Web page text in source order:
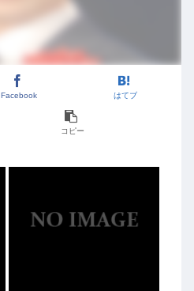
Facebook はてブ
コピー